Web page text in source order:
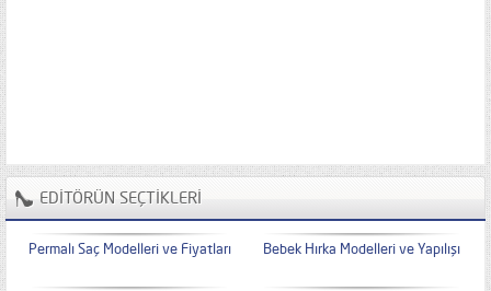
EDİTÖRÜN SEÇTİKLERİ
Permalı Saç Modelleri ve Fiyatları Bebek Hırka Modelleri ve Yapılışı